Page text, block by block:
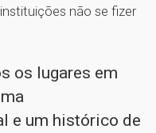
não se fizer
os lugares em
e um histórico de